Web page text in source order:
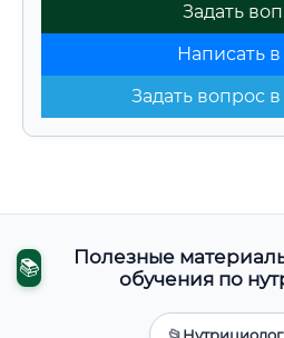
Задать
Написать в
Задать вопрос
📚
Полезные
обучения по
📂